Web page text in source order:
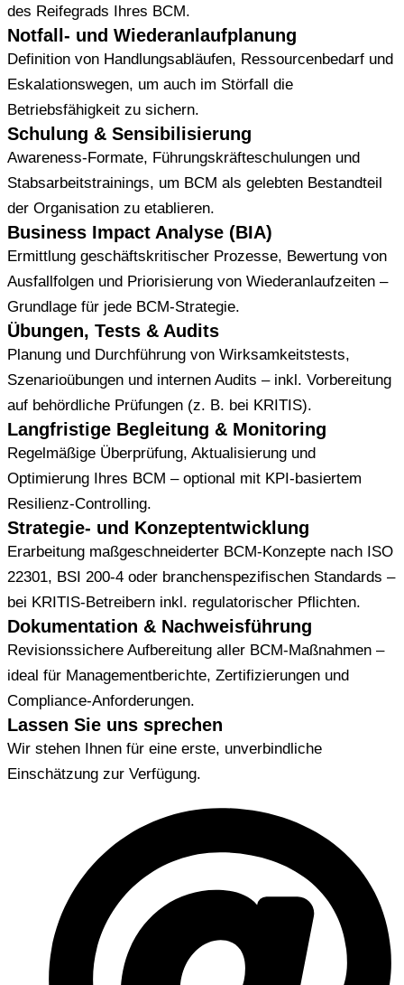
des Reifegrads Ihres BCM.
Notfall- und Wiederanlaufplanung
Definition von Handlungsabläufen, Ressourcenbedarf und
Eskalationswegen, um auch im Störfall die
Betriebsfähigkeit zu sichern.
Schulung & Sensibilisierung
Awareness-Formate, Führungskräfteschulungen und
Stabsarbeitstrainings, um BCM als gelebten Bestandteil
der Organisation zu etablieren.
Business Impact Analyse (BIA)
Ermittlung geschäftskritischer Prozesse, Bewertung von
Ausfallfolgen und Priorisierung von Wiederanlaufzeiten –
Grundlage für jede BCM-Strategie.
Übungen, Tests & Audits
Planung und Durchführung von Wirksamkeitstests,
Szenarioübungen und internen Audits – inkl. Vorbereitung
auf behördliche Prüfungen (z. B. bei KRITIS).
Langfristige Begleitung & Monitoring
Regelmäßige Überprüfung, Aktualisierung und
Optimierung Ihres BCM – optional mit KPI-basiertem
Resilienz-Controlling.
Strategie- und Konzeptentwicklung
Erarbeitung maßgeschneiderter BCM-Konzepte nach ISO
22301, BSI 200-4 oder branchenspezifischen Standards –
bei KRITIS-Betreibern inkl. regulatorischer Pflichten.
Dokumentation & Nachweisführung
Revisionssichere Aufbereitung aller BCM-Maßnahmen –
ideal für Managementberichte, Zertifizierungen und
Compliance-Anforderungen.
Lassen Sie uns sprechen
Wir stehen Ihnen für eine erste, unverbindliche
Einschätzung zur Verfügung.